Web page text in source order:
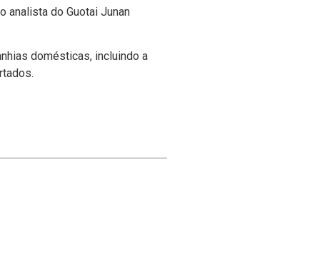
analista do Guotai Junan
domésticas, incluindo a